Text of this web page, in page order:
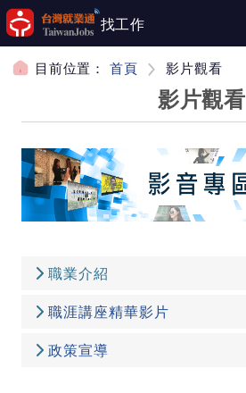
跳到主要內容
找工作
目前位置： 首頁 影片觀看
影片觀看
職業介紹
職涯講座精華影片
政策宣導